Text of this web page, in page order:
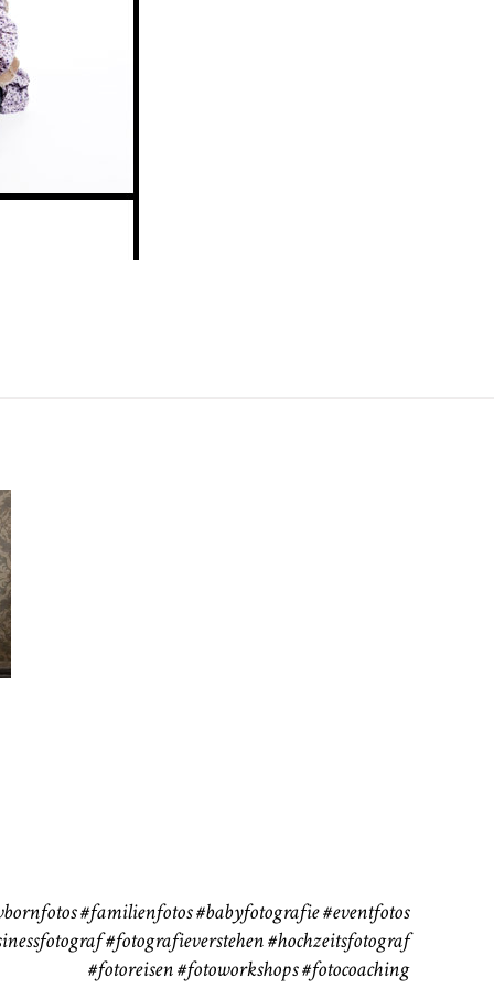
#familienfotos #babyfotografie #eventfotos
#fotografieverstehen #hochzeitsfotograf
#fotoreisen #fotoworkshops #fotocoaching